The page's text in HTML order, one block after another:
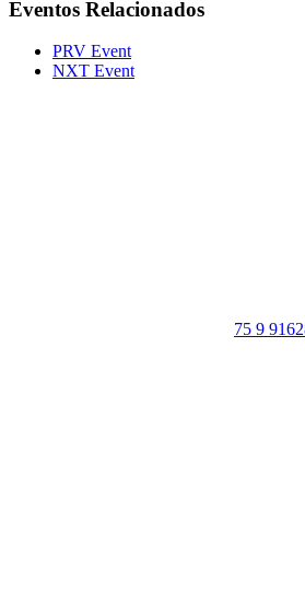
Eventos Relacionados
PRV Event
NXT Event
75 9